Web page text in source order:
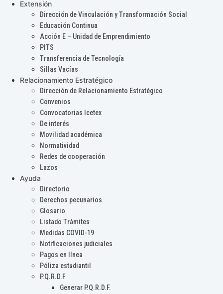
Extensión
Dirección de Vinculación y Transformación Social
Educación Continua
Acción E – Unidad de Emprendimiento
PITS
Transferencia de Tecnología
Sillas Vacías
Relacionamiento Estratégico
Dirección de Relacionamiento Estratégico
Convenios
Convocatorias Icetex
De interés
Movilidad académica
Normatividad
Redes de cooperación
Lazos
Ayuda
Directorio
Derechos pecunarios
Glosario
Listado Trámites
Medidas COVID-19
Notificaciones judiciales
Pagos en línea
Póliza estudiantil
P.Q.R.D.F
Generar P.Q.R.D.F.